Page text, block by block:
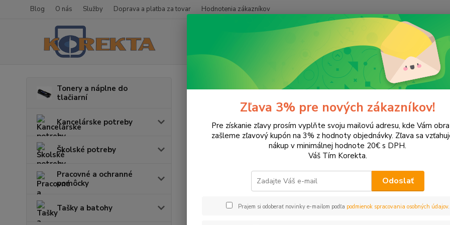
Blog O nás Služby Doprava a platba za tovar Hodnotenia zákazníkov
Tonery a náplne do
tlačiarní
Kancelárske potreby
Školské potreby
Pracovné a ochranné
pomôcky
Tašky a batohy
Tonery a náplne do tlačiarní Canon MP170
MP170
Upresniť parametre
EUR Od
Zľava 3% pre nových zákazníkov!
Pre získanie zľavy prosím vyplňte svoju mailovú adresu, kde Vám
zašleme zľavový kupón na 3% z hodnoty objednávky. Zľava sa
nákup v minimálnej hodnote 20€ s DPH.
Váš Tím Korekta.
Odoslať
Prajem si odoberať novinky e-mailom podľa podmienok spracovania osobných údajov.